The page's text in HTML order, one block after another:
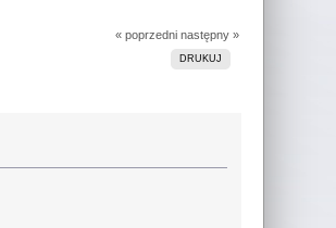
« poprzedni następny »
DRUKUJ